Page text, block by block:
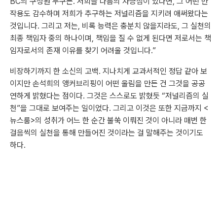
작용도 감수하며 저희가 추구하는 저널리즘을 지키려 애써왔다는
것입니다. 그리고 저는, 비록 능력은 충분치 않을지라도, 그 실천의
최종 책임자 중의 하나이며, 책임을 질 수 없게 된다면 저로서는 책
임자로서의 존재 이유를 찾기 어려울 것입니다.”
비장하기까지 한 소신의 고백. 지나치게 교과서적인 정답 같아 보
이지만 손석희의 앵커브리핑이 어떤 울림을 만든 건 그것을 공공
연하게 밝혔다는 점이다. 그것은 스스로도 밝혔듯 “저널리즘의 실
천”을 그대로 보여주는 일이었다. 그리고 이것은 또한 지금까지 <
뉴스룸>의 성취가 어느 한 순간 불쑥 이뤄진 것이 아니라 매번 한
걸음씩의 실천을 통해 만들어진 것이라는 걸 말해주는 것이기도
하다.